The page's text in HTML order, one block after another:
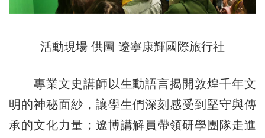
活動現場 供圖 遼寧康輝國際旅行社
專業文史講師以生動語言揭開敦煌千年文
明的神秘面紗，讓學生們深刻感受到堅守與傳
承的文化力量；遼博講解員帶領研學團隊走進